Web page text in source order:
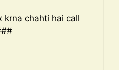
krna chahti hai call